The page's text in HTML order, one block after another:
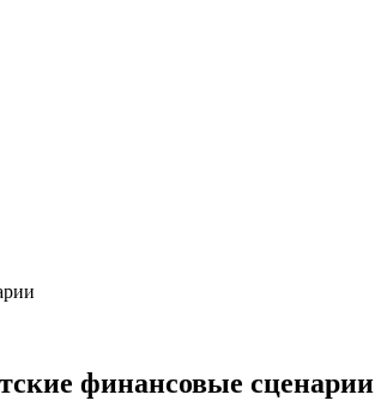
финансовые сценарии